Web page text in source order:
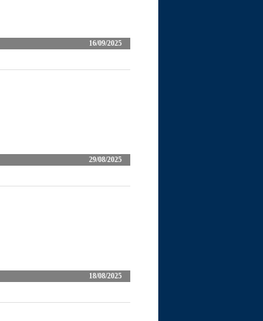
16/09/2025
29/08/2025
18/08/2025